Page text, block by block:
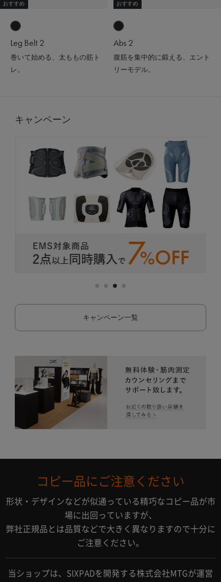
おすすめ
Leg Belt 2
巻いて始める、太ももの筋ト
レ。
おすすめ
Abs 2
腹筋を集中的に鍛える、エント
リーモデル。
キャンペーン
キャンペーン一覧
コピー品にご注意ください
形状・デザインなどが似通っている精巧なコピー品が市
場に出回っていますが、
弊社正規品とは品質などで大きく異なりますので十分に
ご注意ください。
当ショップは、SIXPADを開発する株式会社MTGが運営